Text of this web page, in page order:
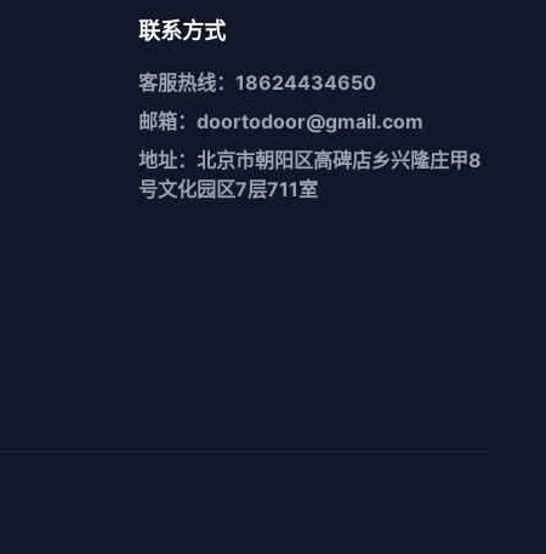
联系方式
客服热线：18624434650
邮箱：doortodoor@gmail.com
地址：北京市朝阳区高碑店乡兴隆庄甲8
号文化园区7层711室